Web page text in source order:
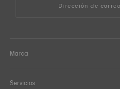
Dirección de
Marca
Servicios